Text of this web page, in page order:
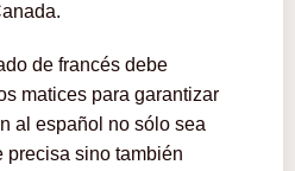
de francés debe
matices para garantizar
al español no sólo sea
precisa sino también